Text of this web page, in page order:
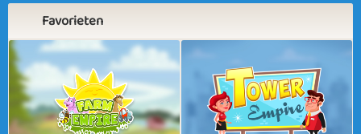
Favorieten